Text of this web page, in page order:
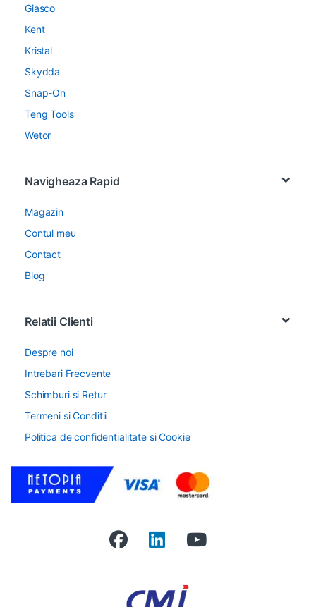
Giasco
Kent
Kristal
Skydda
Snap-On
Teng Tools
Wetor
Navigheaza Rapid
Magazin
Contul meu
Contact
Blog
Relatii Clienti
Despre noi
Intrebari Frecvente
Schimburi si Retur
Termeni si Conditii
Politica de confidentialitate si Cookie